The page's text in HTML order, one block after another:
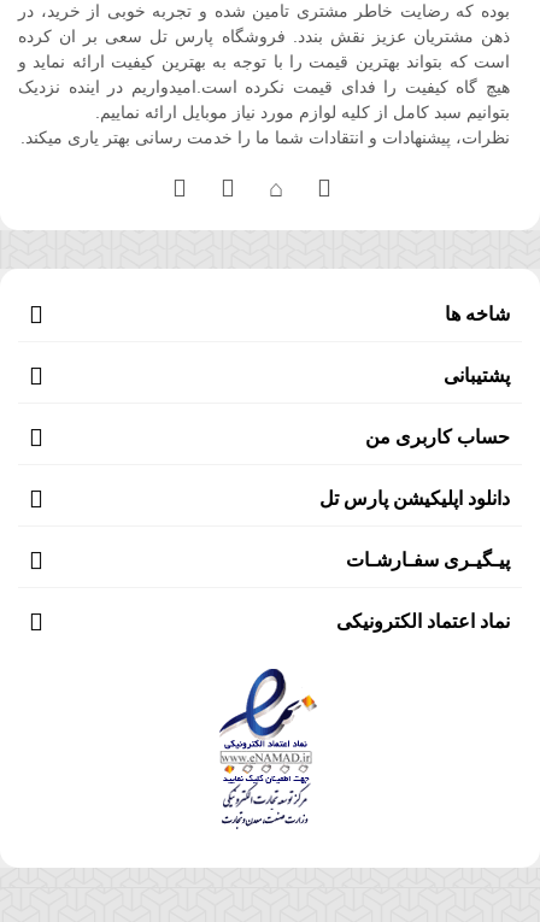
بوده که رضایت خاطر مشتری تامین شده و تجربه خوبی از خرید، در
ذهن مشتریان عزیز نقش بندد. فروشگاه پارس تل سعی بر ان کرده
است که بتواند بهترین قیمت را با توجه به بهترین کیفیت ارائه نماید و
هیچ گاه کیفیت را فدای قیمت نکرده است.امیدواریم در اینده نزدیک
بتوانیم سبد کامل از کلیه لوازم مورد نیاز موبایل ارائه نماییم.
نظرات، پیشنهادات و انتقادات شما ما را خدمت رسانی بهتر یاری میکند.
شاخه ها
پشتیبانی
حساب کاربری من
دانلود اپلیکیشن پارس تل
پیـگیـری سفـارشـات
نماد اعتماد الکترونیکی